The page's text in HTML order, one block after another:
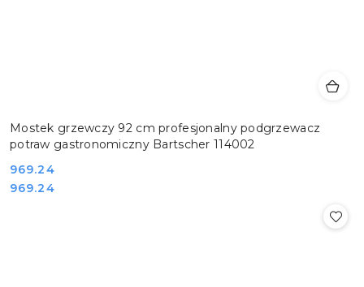
Mostek grzewczy 92 cm profesjonalny podgrzewacz
potraw gastronomiczny Bartscher 114002
Cena:
969.24
Cena:
969.24